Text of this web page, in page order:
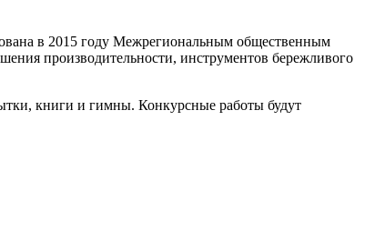
в 2015 году Межрегиональным общественным
производительности, инструментов бережливого
книги и гимны. Конкурсные работы будут